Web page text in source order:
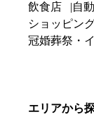
飲食店
自
ショッピン
冠婚葬祭・
エリアから